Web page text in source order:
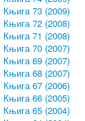
Књига 73 (2009)
Књига 72 (2008)
Књига 71 (2008)
Књига 70 (2007)
Књига 69 (2007)
Књига 68 (2007)
Књига 67 (2006)
Књига 66 (2005)
Књига 65 (2004)